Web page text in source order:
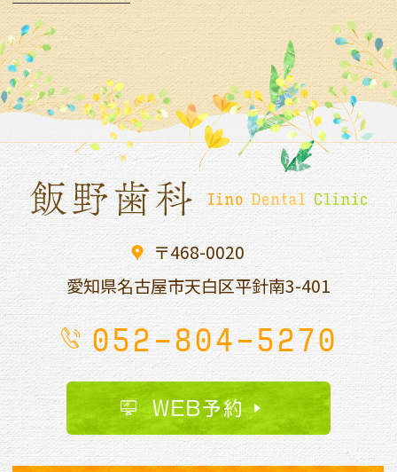
〒468-0020
愛知県名古屋市天白区平針南3-401
052-804-5270
WEB予約